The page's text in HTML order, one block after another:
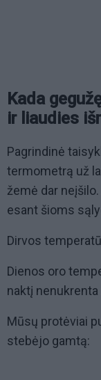
Kada
ir liaudies
Pagrindinė
termometrą už
žemė dar
esant šioms
Dirvos
Dienos oro
naktį nenukrenta
Mūsų protėviai
stebėjo gamtą: